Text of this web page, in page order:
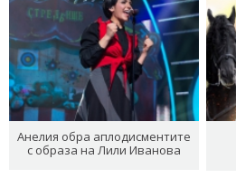
Анелия обра аплодисментите
с образа на Лили Иванова